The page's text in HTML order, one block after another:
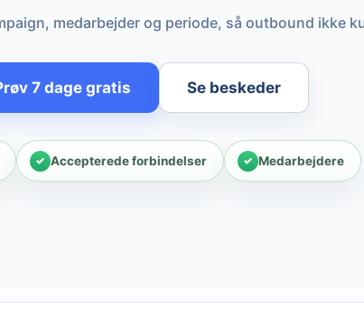
medarbejder og periode, så outbound ikke
7 dage gratis Se beskeder
Accepterede forbindelser Medarbejdere